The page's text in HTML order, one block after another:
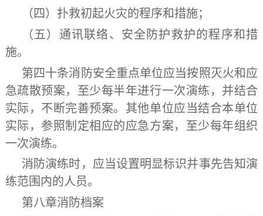
（四）扑救初起火灾的程序和措施；
（五）通讯联络、安全防护救护的程序和措
施。
第四十条消防安全重点单位应当按照灭火和应
急疏散预案，至少每半年进行一次演练，并结合
实际，不断完善预案。其他单位应当结合本单位
实际，参照制定相应的应急方案，至少每年组织
一次演练。
消防演练时，应当设置明显标识并事先告知演
练范围内的人员。
第八章消防档案